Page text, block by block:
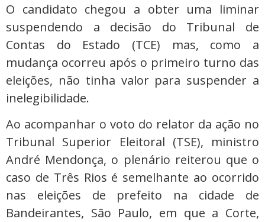
O candidato chegou a obter uma liminar
suspendendo a decisão do Tribunal de
Contas do Estado (TCE) mas, como a
mudança ocorreu após o primeiro turno das
eleições, não tinha valor para suspender a
inelegibilidade.
Ao acompanhar o voto do relator da ação no
Tribunal Superior Eleitoral (TSE), ministro
André Mendonça, o plenário reiterou que o
caso de Três Rios é semelhante ao ocorrido
nas eleições de prefeito na cidade de
Bandeirantes, São Paulo, em que a Corte,